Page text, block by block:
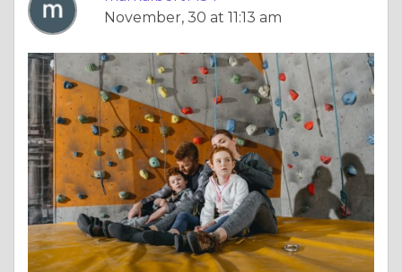
November, 30 at 11:13 am